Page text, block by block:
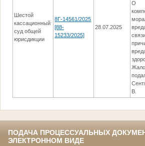
Шестой
кассационный
суд общей
юрисдикции
8Г-14561/2025
[88-
15233/2025]
28.07.2025
О
В.
ПОДАЧА ПРОЦЕССУАЛЬНЫХ
ЭЛЕКТРОННОМ ВИДЕ